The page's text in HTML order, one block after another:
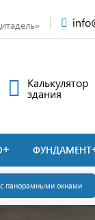
Калькулятор
здания
ФУНДАМЕНТ
панорамными окнами